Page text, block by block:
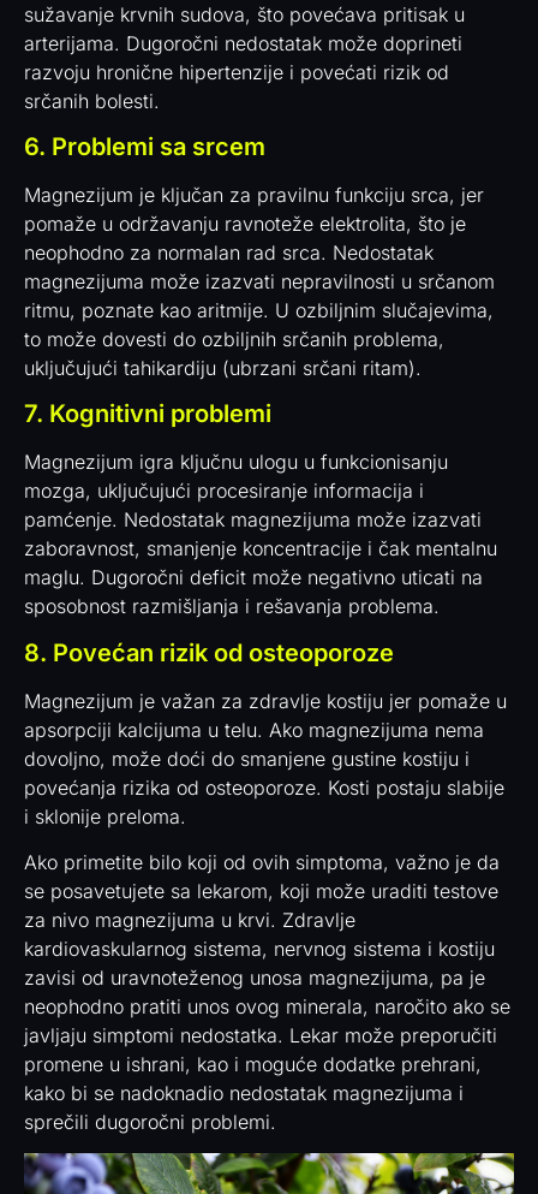
sužavanje krvnih sudova, što povećava pritisak u
arterijama. Dugoročni nedostatak može doprineti
razvoju hronične hipertenzije i povećati rizik od
srčanih bolesti.
6. Problemi sa srcem
Magnezijum je ključan za pravilnu funkciju srca, jer
pomaže u održavanju ravnoteže elektrolita, što je
neophodno za normalan rad srca. Nedostatak
magnezijuma može izazvati nepravilnosti u srčanom
ritmu, poznate kao aritmije. U ozbiljnim slučajevima,
to može dovesti do ozbiljnih srčanih problema,
uključujući tahikardiju (ubrzani srčani ritam).
7. Kognitivni problemi
Magnezijum igra ključnu ulogu u funkcionisanju
mozga, uključujući procesiranje informacija i
pamćenje. Nedostatak magnezijuma može izazvati
zaboravnost, smanjenje koncentracije i čak mentalnu
maglu. Dugoročni deficit može negativno uticati na
sposobnost razmišljanja i rešavanja problema.
8. Povećan rizik od osteoporoze
Magnezijum je važan za zdravlje kostiju jer pomaže u
apsorpciji kalcijuma u telu. Ako magnezijuma nema
dovoljno, može doći do smanjene gustine kostiju i
povećanja rizika od osteoporoze. Kosti postaju slabije
i sklonije preloma.
Ako primetite bilo koji od ovih simptoma, važno je da
se posavetujete sa lekarom, koji može uraditi testove
za nivo magnezijuma u krvi. Zdravlje
kardiovaskularnog sistema, nervnog sistema i kostiju
zavisi od uravnoteženog unosa magnezijuma, pa je
neophodno pratiti unos ovog minerala, naročito ako se
javljaju simptomi nedostatka. Lekar može preporučiti
promene u ishrani, kao i moguće dodatke prehrani,
kako bi se nadoknadio nedostatak magnezijuma i
sprečili dugoročni problemi.